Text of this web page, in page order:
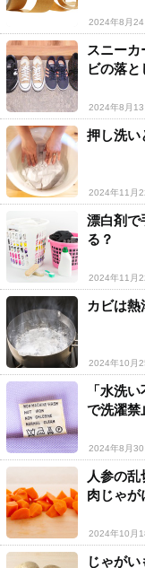
2024年8月24
スニー
ビの落と
2024年8月13
押し洗い
2024年11月
漂白剤で
る？
2024年11月
カビは熱
2024年10月
「水洗
で洗濯禁
2024年8月30
人参の
肉じゃが
2024年10月
じゃが